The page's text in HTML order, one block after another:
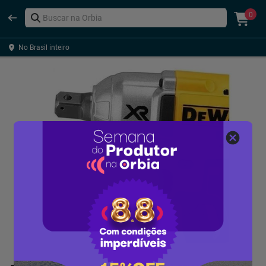
0
No Brasil inteiro